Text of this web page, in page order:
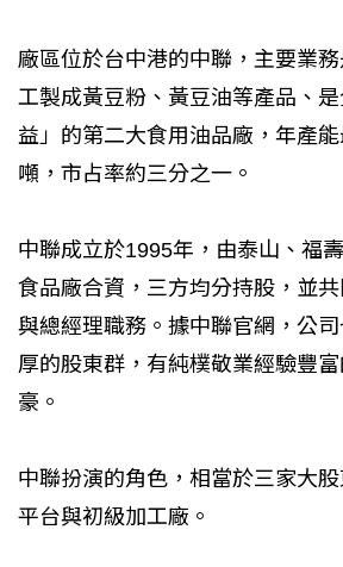
廠區位於台中港的中聯，主要業
工製成黃豆粉、黃豆油等產品、
益」的第二大食用油品廠，年產
噸，市占率約三分之一。
中聯成立於1995年，由泰山、福
食品廠合資，三方均分持股，並
與總經理職務。據中聯官網，公
厚的股東群，有純樸敬業經驗豐
豪。
中聯扮演的角色，相當於三家大
平台與初級加工廠。